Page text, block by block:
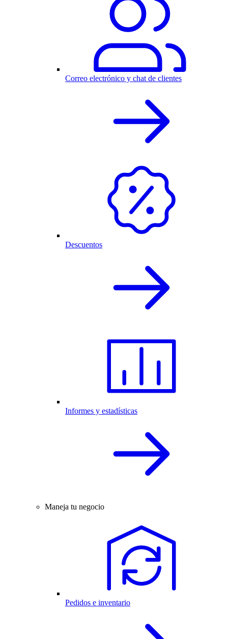
Correo electrónico y chat de clientes
Descuentos
Informes y estadísticas
Maneja tu negocio
Pedidos e inventario